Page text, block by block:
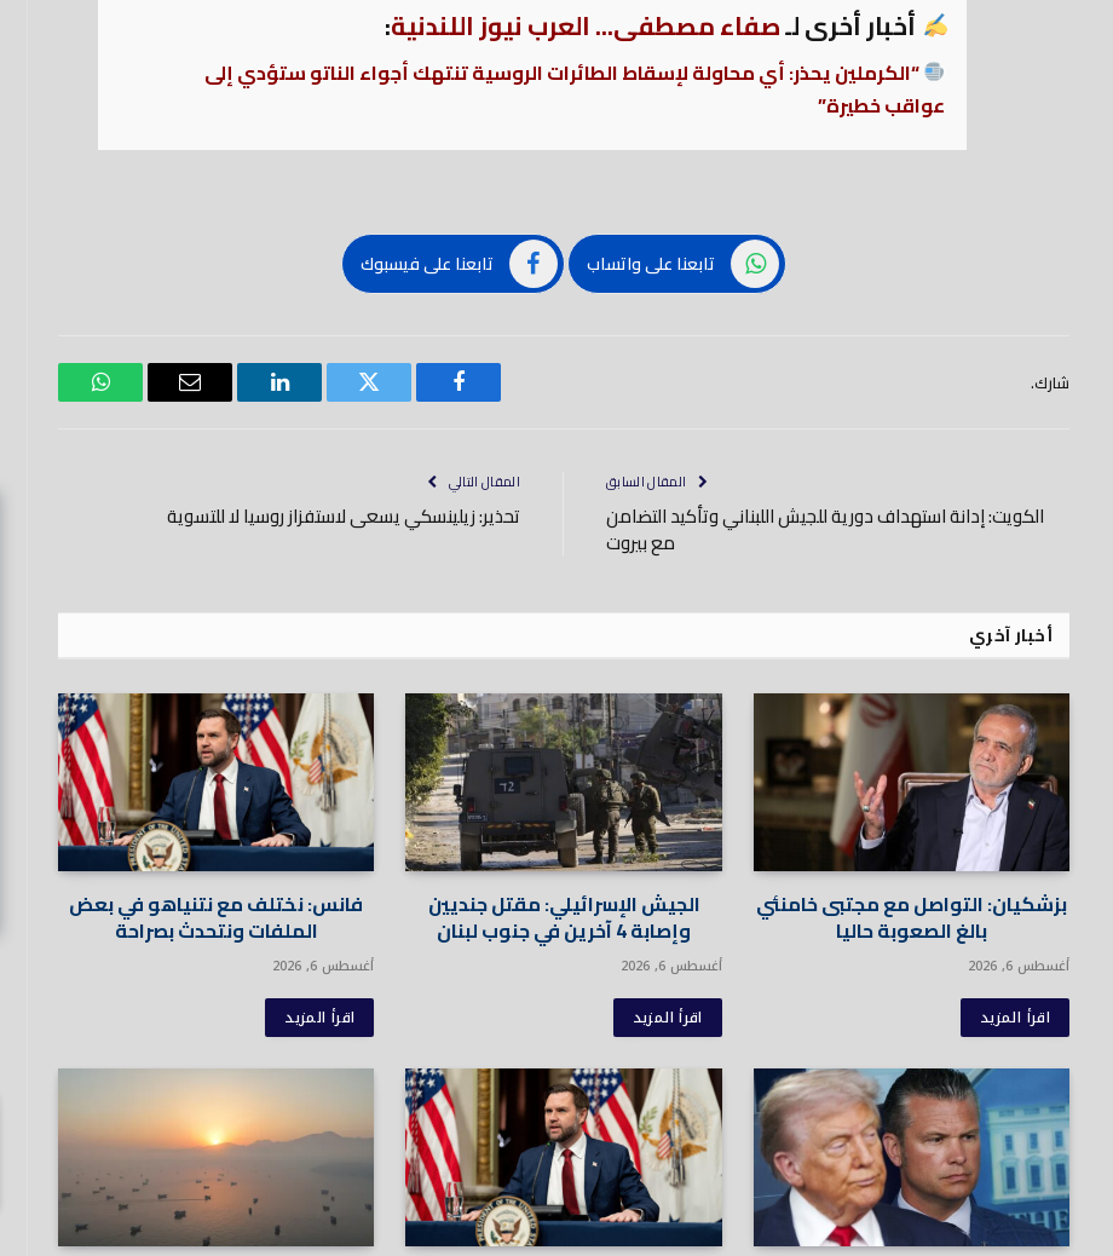
أخبار أخرى لـصفاء مصطفى... العرب نيوز اللندنية:
“الكرملين يحذر: أي محاولة لإسقاط الطائرات الروسية تنتهك أجواء الناتو ستؤدي إلى
عواقب خطيرة”
تابعنا على واتساب تابعنا على فيسبوك
شارك.
فيسبوك تويتر لينكدود
بريد
واتساب
المقال السابق
الكويت: إدانة استهداف دورية للجيش اللبناني وتأكيد التضامن
مع بيروت
المقال التالي
تحذير: زيلينسكي يسعى لاستفزاز روسيا لا للتسوية
أخبار آخري
بزشكيان: التواصل مع مجتبى خامنئي
بالغ الصعوبة حاليا
أغسطس 6, 2026
اقرأ المزيد
الجيش الإسرائيلي: مقتل جنديين
وإصابة 4 آخرين في جنوب لبنان
أغسطس 6, 2026
اقرأ المزيد
فانس: نختلف مع نتنياهو في بعض
الملفات ونتحدث بصراحة
أغسطس 6, 2026
اقرأ المزيد